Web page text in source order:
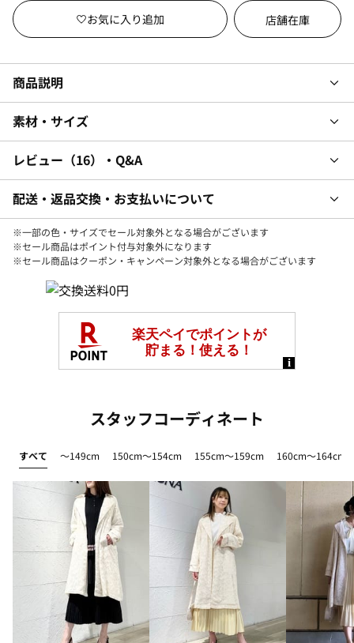
店舗在庫
商品説明
素材・サイズ
レビュー 16 ・Q&A
配送・返品交換・お支払いについて
※一部の色・サイズでセール対象外となる場合がございます
※セール商品はポイント付与対象外になります
※セール商品はクーポン・キャンペーン対象外となる場合がございます
スタッフコーディネート
すべて ～149cm 150cm～154cm 155cm～159cm 160cm～164cm